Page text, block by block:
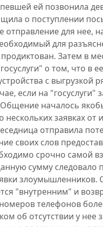
ей позвонила
о поступлении
отправление для нее,
для
продиктован. Затем в
о том, что в
с выгрузкой
если на
началось
заявках
отправила
своих слов
срочно самой
сумму следовало
злоумышленников.
"внутренним" и
телефонов
об отсутствии у нее